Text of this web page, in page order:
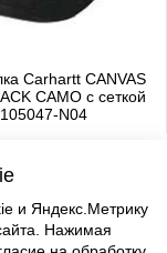
Carhartt CANVAS
CAMO с сеткой
105047-N04
и Яндекс.Метрику
Нажимая